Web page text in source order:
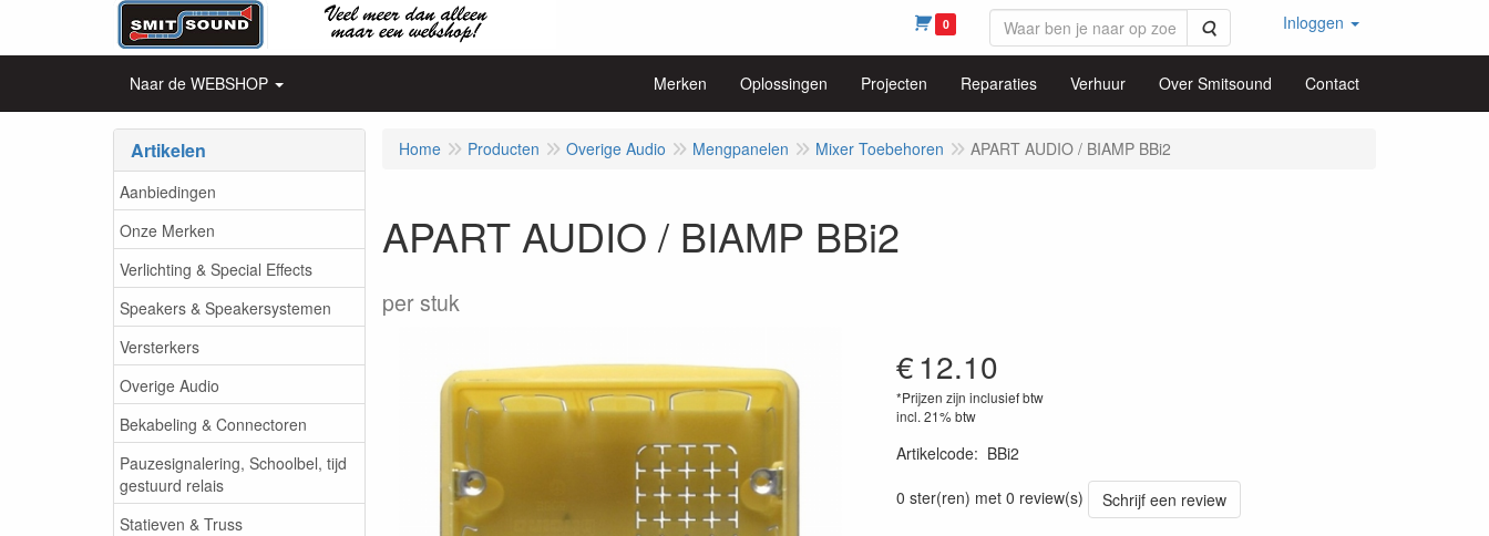
0 Zoeken Inloggen
Naar de WEBSHOP Merken Oplossingen Projecten Reparaties Verhuur Over Smitsound Contact
Artikelen
Aanbiedingen
Onze Merken
Verlichting & Special Effects
Speakers & Speakersystemen
Versterkers
Overige Audio
Bekabeling & Connectoren
Pauzesignalering, Schoolbel, tijd
gestuurd relais
Statieven & Truss
Home Producten Overige Audio Mengpanelen Mixer Toebehoren APART AUDIO / BIAMP BBi2
APART AUDIO / BIAMP BBi2
per stuk
€12.10
*Prijzen zijn inclusief btw
incl. 21% btw
Artikelcode: BBi2
0 ster(ren) met 0 review(s)
Schrijf een review